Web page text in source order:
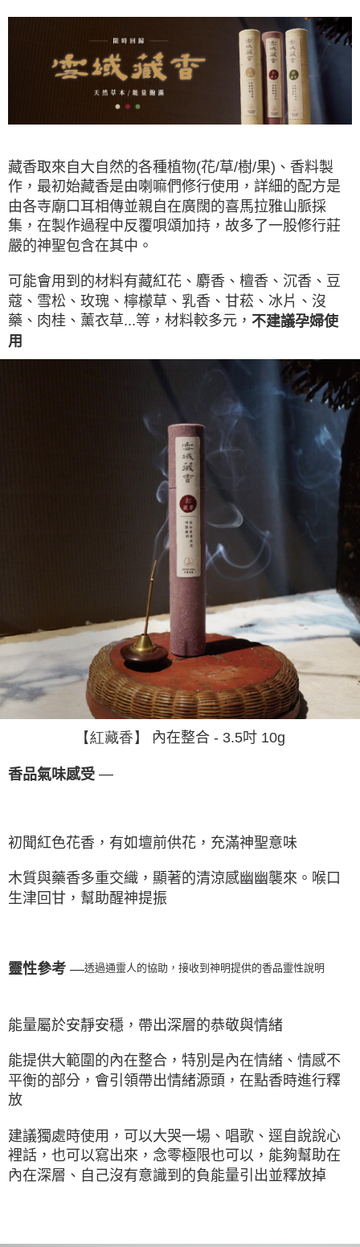
藏香取來自大自然的各種植物(花/草/樹/果)、香料製
作，最初始藏香是由喇嘛們修行使用，詳細的配方是
由各寺廟口耳相傳並親自在廣闊的喜馬拉雅山脈採
集，在製作過程中反覆唄頌加持，故多了一股修行莊
嚴的神聖包含在其中。
可能會用到的材料有藏紅花、麝香、檀香、沉香、豆
蔻、雪松、玫瑰、檸檬草、乳香、甘菘、冰片、沒
藥、肉桂、薰衣草...等，材料較多元， 不建議孕婦使
用
【紅藏香】 內在整合 - 3.5吋 10g
香品氣味感受 —
初聞紅色花香，有如壇前供花，充滿神聖意味
木質與藥香多重交織，顯著的清涼感幽幽襲來。喉口
生津回甘，幫助醒神提振
靈性參考 —透過通靈人的協助，接收到神明提供的香品靈性說明
能量屬於安靜安穩，帶出深層的恭敬與情緒
能提供大範圍的內在整合，特別是內在情緒、情感不
平衡的部分，會引領帶出情緒源頭，在點香時進行釋
放
建議獨處時使用，可以大哭一場、唱歌、逕自說說心
裡話，也可以寫出來，念零極限也可以，能夠幫助在
內在深層、自己沒有意識到的負能量引出並釋放掉